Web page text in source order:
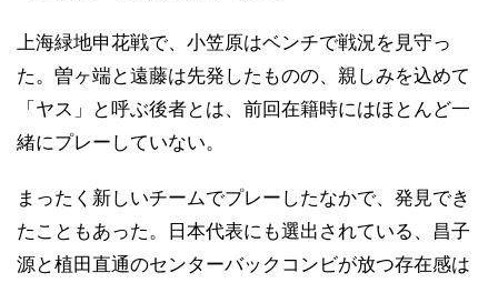
上海緑地申花戦で、小笠原はベンチで戦況を見守っ
た。曽ヶ端と遠藤は先発したものの、親しみを込めて
「ヤス」と呼ぶ後者とは、前回在籍時にはほとんど一
緒にプレーしていない。
まったく新しいチームでプレーしたなかで、発見でき
たこともあった。日本代表にも選出されている、昌子
源と植田直通のセンターバックコンビが放つ存在感は